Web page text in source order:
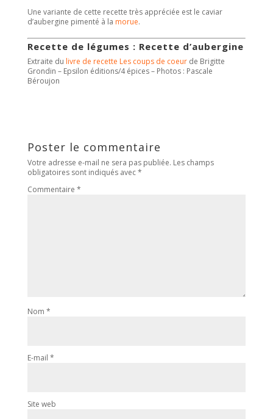
Une variante de cette recette très appréciée est le caviar
d’aubergine pimenté à la morue.
Recette de légumes : Recette d’aubergine
Extraite du livre de recette Les coups de coeurde Brigitte
Grondin – Epsilon éditions/4 épices – Photos : Pascale
Béroujon
Poster le commentaire
Votre adresse e-mail ne sera pas publiée. Les champs
obligatoires sont indiqués avec*
Commentaire *
Nom *
E-mail *
Site web